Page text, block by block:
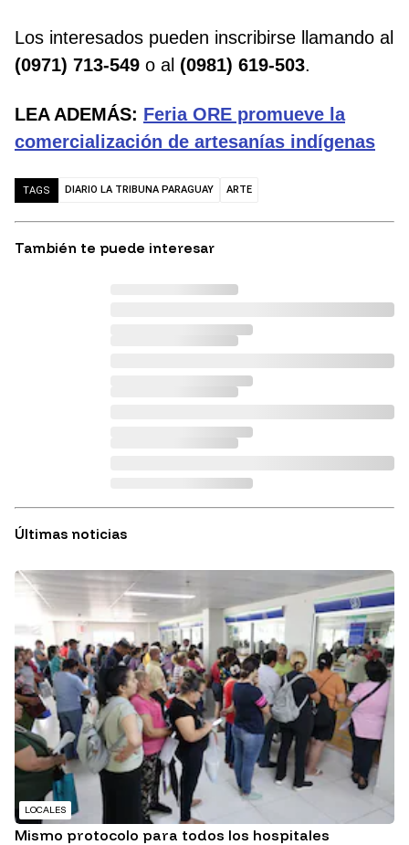
Los interesados pueden inscribirse llamando al
(0971) 713-549 o al (0981) 619-503.
LEA ADEMÁS: Feria ORE promueve la
comercialización de artesanías indígenas
TAGS DIARIO LA TRIBUNA PARAGUAY ARTE
También te puede interesar
Últimas noticias
LOCALES
Mismo protocolo para todos los hospitales